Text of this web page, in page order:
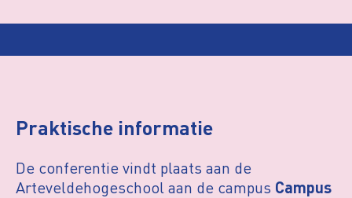
Praktische informatie
De conferentie vindt plaats aan de
Arteveldehogeschool aan de campus Campus